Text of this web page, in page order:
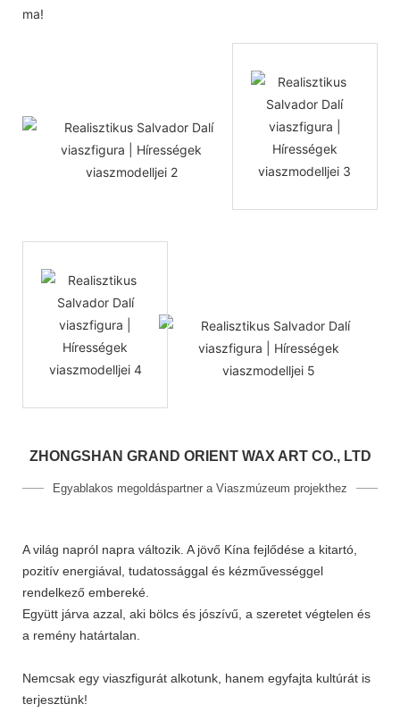
ma!
ZHONGSHAN GRAND ORIENT WAX ART CO., LTD
Egyablakos megoldáspartner a Viaszmúzeum projekthez
A világ napról napra változik. A jövő Kína fejlődése a kitartó,
pozitív energiával, tudatossággal és kézművességgel
rendelkező embereké.
Együtt járva azzal, aki bölcs és jószívű, a szeretet végtelen és
a remény határtalan.
Nemcsak egy viaszfigurát alkotunk, hanem egyfajta kultúrát is
terjesztünk!